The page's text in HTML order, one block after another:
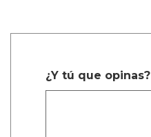
¿Y tú que opinas?